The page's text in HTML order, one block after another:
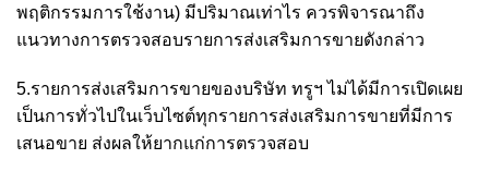
พฤติกรรมการใช้งาน) มีปริมาณเท่าไร ควรพิจารณาถึง
แนวทางการตรวจสอบรายการส่งเสริมการขายดังกล่าว
5.รายการส่งเสริมการขายของบริษัท ทรูฯ ไม่ได้มีการเปิดเผย
เป็นการทั่วไปในเว็บไซต์ทุกรายการส่งเสริมการขายที่มีการ
เสนอขาย ส่งผลให้ยากแก่การตรวจสอบ